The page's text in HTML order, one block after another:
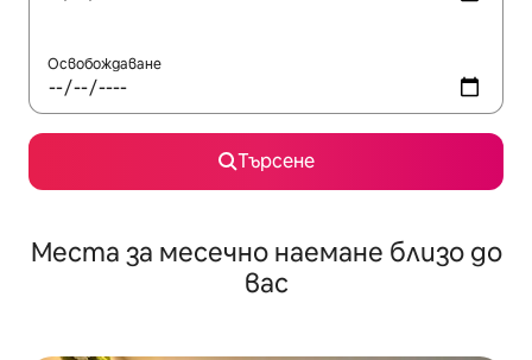
Освобождаване
Търсене
Места за месечно наемане близо до
вас